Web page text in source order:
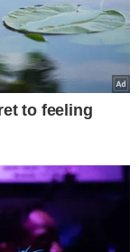
dos sabores e pode
(Foto: Reprodução/
Dependendo
com maior